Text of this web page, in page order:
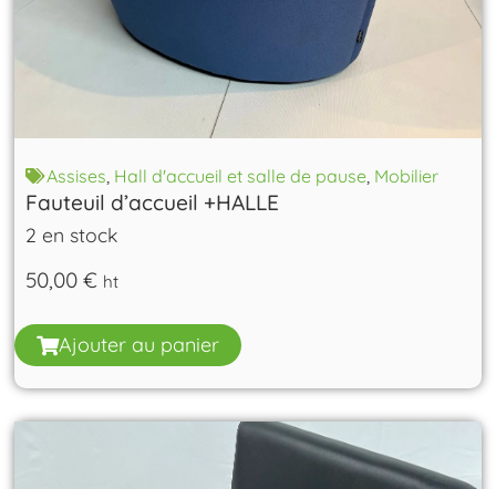
Assises Hall d'accueil et salle de pause Mobilier
Fauteuil d’accueil +HALLE
2 en stock
50,00€ ht
Ajouter au panier